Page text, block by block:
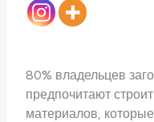
80% владельцев
предпочитают
материалов,